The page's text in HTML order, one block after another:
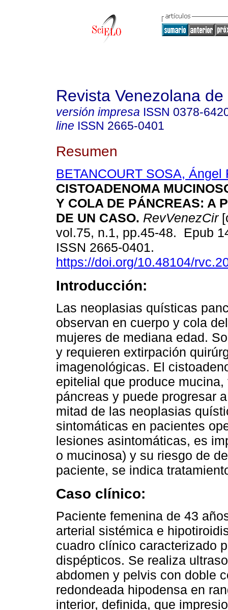
Revista Venezolana
versión impresa ISSN 0378-
line ISSN 2665-0401
Resumen
BETANCOURT SOSA, Ángel
CISTOADENOMA
Y COLA DE PÁNCREAS: A
DE UN CASO. RevVenezCir
vol.75, n.1, pp.45-48. Epub
ISSN 2665-0401.
https://doi.org/10.48104/
Introducción:
Las neoplasias quísticas
observan en cuerpo y cola
mujeres de mediana edad.
y requieren extirpación
imagenológicas. El
epitelial que produce
páncreas y puede progresar
mitad de las neoplasias
sintomáticas en pacientes
lesiones asintomáticas, es
o mucinosa) y su riesgo de
paciente, se indica
Caso clínico:
Paciente femenina de 43
arterial sistémica e
cuadro clínico caracterizado
dispépticos. Se realiza
abdomen y pelvis con doble
redondeada hipodensa en
interior, definida, que